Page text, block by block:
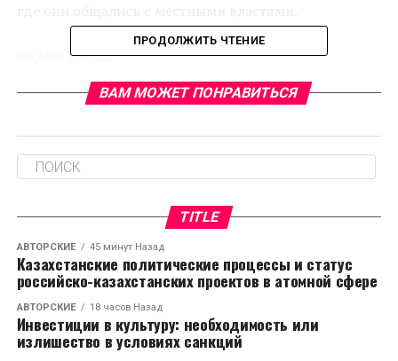
RELATED TOPICS:
Казахстан противостоит американским лоббистам
Синоптик Вильфанд заявил, что лето 2022 года
будет тёплым
ПРОДОЛЖИТЬ ЧТЕНИЕ
ВАМ МОЖЕТ ПОНРАВИТЬСЯ
TITLE
АВТОРСКИЕ 45 минут Назад
Казахстанские политические процессы и статус
российско-казахстанских проектов в атомной сфере
АВТОРСКИЕ 18 часов Назад
Инвестиции в культуру: необходимость или
излишество в условиях санкций